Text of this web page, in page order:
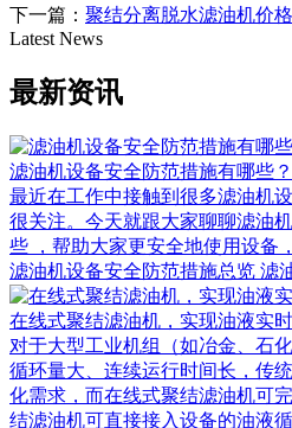
下一篇： 聚结分离脱水滤油机价
Latest News
最新资讯
滤油机设备安全防范措施有哪些？
最近在工作中接触到很多滤油机
很关注。今天就跟大家聊聊滤油
些 ，帮助大家更安全地使用设备
滤油机设备安全防范措施总览 滤
在线式聚结滤油机，实现油液实
对于大型工业机组（如冶金、石
循环量大、连续运行时间长，传
化需求，而在线式聚结滤油机可
结滤油机可直接接入设备的油液循